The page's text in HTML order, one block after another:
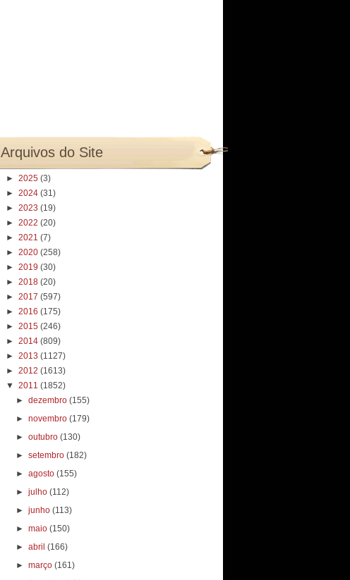
Arquivos do Site
► 2025 (3)
► 2024 (31)
► 2023 (19)
► 2022 (20)
► 2021 (7)
► 2020 (258)
► 2019 (30)
► 2018 (20)
► 2017 (597)
► 2016 (175)
► 2015 (246)
► 2014 (809)
► 2013 (1127)
► 2012 (1613)
▼ 2011 (1852)
►dezembro(155)
►novembro(179)
►outubro(130)
►setembro(182)
►agosto(155)
►julho(112)
►junho(113)
►maio(150)
►abril(166)
►março(161)